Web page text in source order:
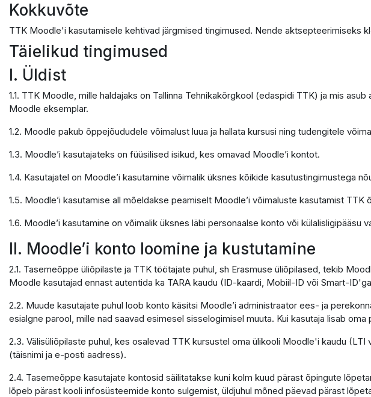
Kokkuvõte
TTK Moodle'i kasutamisele kehtivad järgmised tingimused. Nende aktsepteerimiseks
Täielikud tingimused
I. Üldist
1.1. TTK Moodle, mille haldajaks on Tallinna Tehnikakõrgkool (edaspidi TTK) ja mis asub
Moodle eksemplar.
1.2. Moodle pakub õppejõududele võimalust luua ja hallata kursusi ning tudengitele
1.3. Moodle’i kasutajateks on füüsilised isikud, kes omavad Moodle’i kontot.
1.4. Kasutajatel on Moodle’i kasutamine võimalik üksnes kõikide kasutustingimustega
1.5. Moodle’i kasutamise all mõeldakse peamiselt Moodle’i võimaluste kasutamist
1.6. Moodle’i kasutamine on võimalik üksnes läbi personaalse konto või külalisligipääsu
II. Moodle’i konto loomine ja kustutamine
2.1. Tasemeõppe üliõpilaste ja TTK töötajate puhul, sh Erasmuse üliõpilased, tekib
Moodle kasutajad ennast autentida ka TARA kaudu (ID-kaardi, Mobiil-ID või Smart-
2.2. Muude kasutajate puhul loob konto käsitsi Moodle’i administraator ees- ja
esialgne parool, mille nad saavad esimesel sisselogimisel muuta. Kui kasutaja lisab
2.3. Välisüliõpilaste puhul, kes osalevad TTK kursustel oma ülikooli Moodle'i kaudu
(täisnimi ja e-posti aadress).
2.4. Tasemeõppe kasutajate kontosid säilitatakse kuni kolm kuud pärast õpingute
lõpeb pärast kooli infosüsteemide konto sulgemist, üldjuhul mõned päevad pärast